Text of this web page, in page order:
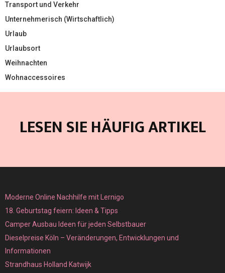
Transport und Verkehr
Unternehmerisch (Wirtschaftlich)
Urlaub
Urlaubsort
Weihnachten
Wohnaccessoires
LESEN SIE HÄUFIG ARTIKEL
Moderne Online Nachhilfe mit Lernigo
18. Geburtstag feiern: Ideen & Tipps
Camper Ausbau Ideen für jeden Selbstbauer
Dieselpreise Köln – Veränderungen, Entwicklungen und
Informationen
Strandhaus Holland Katwijk